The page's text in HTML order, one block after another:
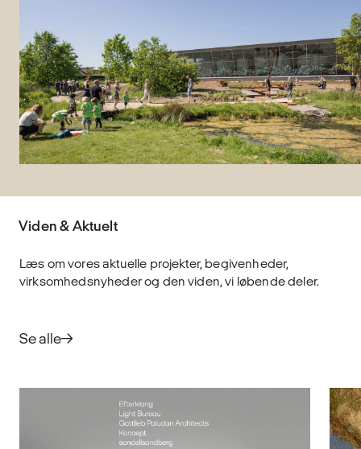
Viden & Aktuelt
Læs om vores aktuelle projekter, begivenheder,
virksomhedsnyheder og den viden, vi løbende deler.
Se alle